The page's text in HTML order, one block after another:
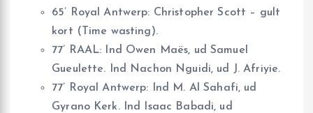
65’ Royal Antwerp: Christopher Scott – gult
kort (Time wasting).
77’ RAAL: Ind Owen Maës, ud Samuel
Gueulette. Ind Nachon Nguidi, ud J. Afriyie.
77’ Royal Antwerp: Ind M. Al Sahafi, ud
Gyrano Kerk. Ind Isaac Babadi, ud